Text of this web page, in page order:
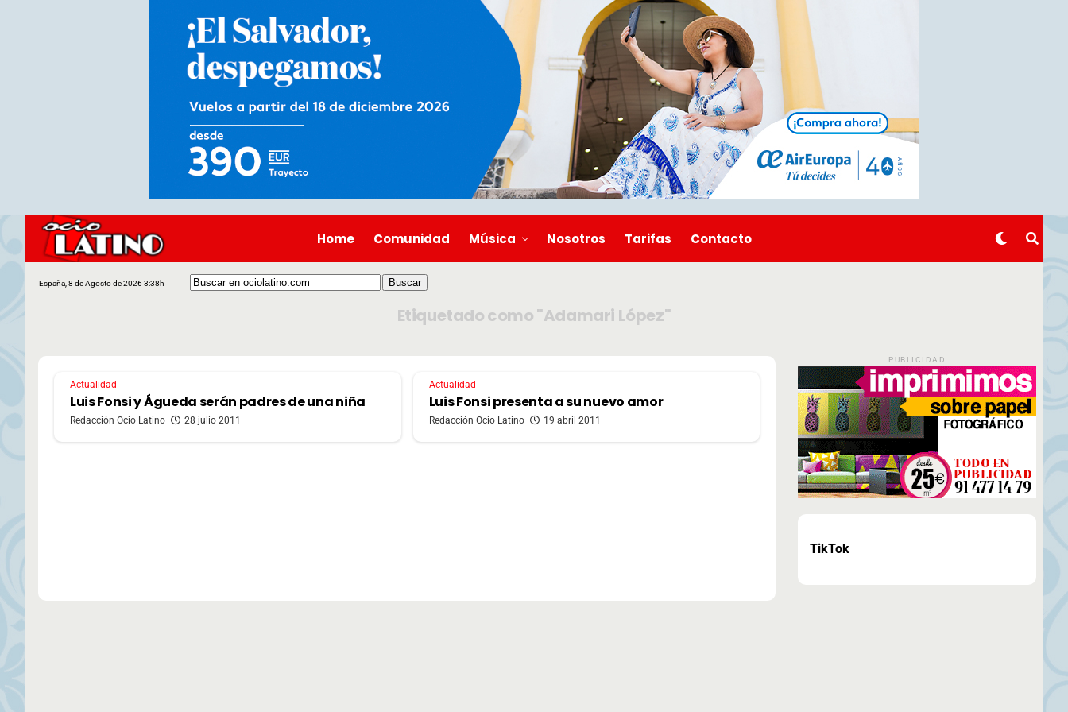
Home Comunidad Música Nosotros Tarifas Contacto
España, 8 de Agosto de 2026 3:38h
Etiquetado como "Adamari López"
Actualidad
Luis Fonsi y Águeda serán padres de una niña
Redacción Ocio Latino 28 julio 2011
Actualidad
Luis Fonsi presenta a su nuevo amor
Redacción Ocio Latino 19 abril 2011
PUBLICIDAD
TikTok